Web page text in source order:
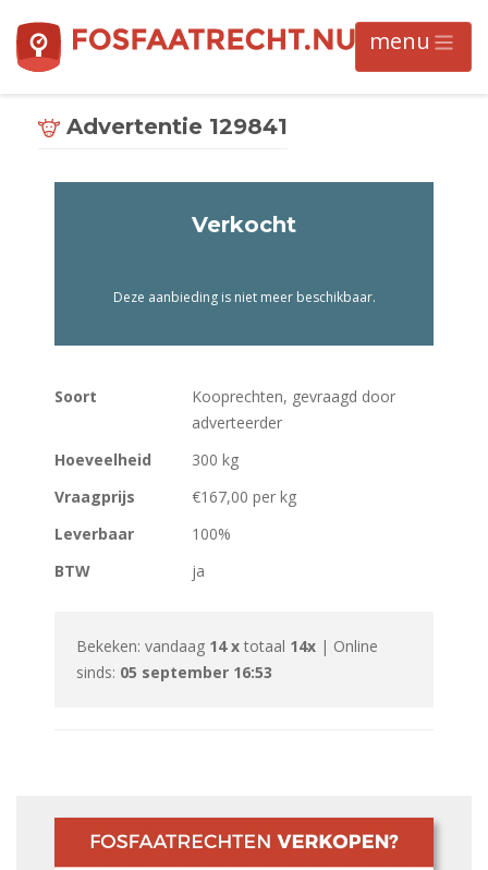
Advertentie 129841
Soort
Kooprechten, gevraagd door
adverteerder
Hoeveelheid
300 kg
Vraagprijs
€167,00 per kg
Leverbaar
100%
BTW
ja
Bekeken: vandaag 14 x totaal 14x | Online
sinds: 05 september 16:53
Verkocht
Deze aanbieding is niet meer beschikbaar.